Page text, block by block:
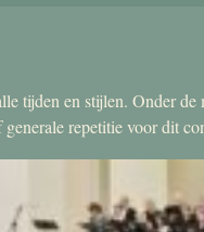
tijden en stijlen. Onder
repetitie voor dit